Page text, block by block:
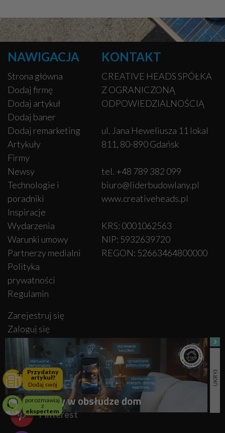
Przydatny
artykuł?
Dodaj swój
porozmawiaj
z
ekspertem
NAWIGACJA
Strona główna
Dodaj firmę
Dodaj artykuł
Dodaj baner
Dodaj remarketing
Artykuły
Firmy
Newsy
Technologie i
poradniki
Inspiracje
Wydarzenia
Warunki umowy
Partnerzy medialni
Polityka
prywatności
Regulamin
Zarejestruj się
Zaloguj się
KONTAKT
CREATIVE HEADS SPÓŁKA
Z OGRANICZONĄ
ODPOWIEDZIALNOŚCIĄ
ul. Jana Heweliusza 11 lokal
811, 80-890 Gdańsk
tel. +48 789 382 099
biuro@liderbudowlany.pl
www.creativeheads.pl
KRS: 0001062563
NIP: 5932639720
REGON: 52663464800000
OBSERWUJ NAS
Facebook
Pinterest